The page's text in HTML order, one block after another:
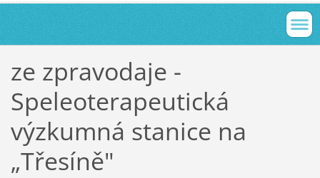
ze zpravodaje -
Speleoterapeutická
výzkumná stanice na
„Třesíně"